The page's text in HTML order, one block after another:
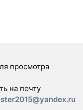
просмотра
на почту